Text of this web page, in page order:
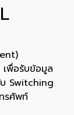
เพื่อรับข้อมูล
Switching
รศัพท์